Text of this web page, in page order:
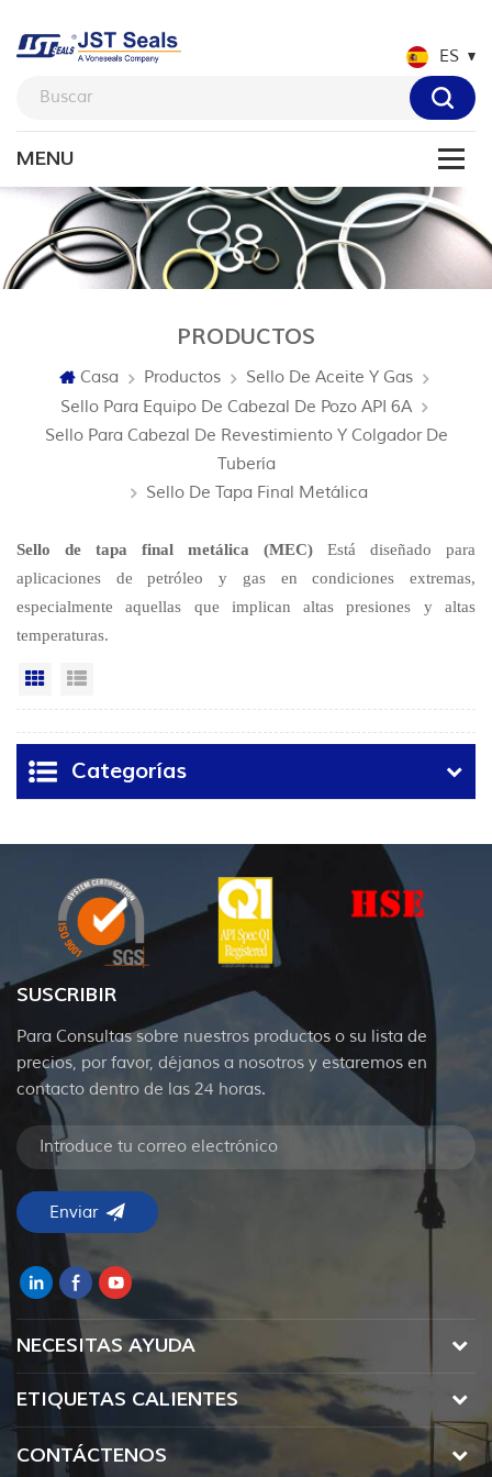
ES
PRODUCTOS
Casa Productos
Sello De Aceite Y Gas
Sello Para Equipo De Cabezal De Pozo API 6A
Sello Para Cabezal De Revestimiento Y Colgador De
Tubería
Sello De Tapa Final Metálica
Sello de tapa final metálica (MEC) Está diseñado para
aplicaciones de petróleo y gas en condiciones extremas,
especialmente aquellas que implican altas presiones y altas
temperaturas.
Vista en cuadrícula
Categorías
SUSCRIBIR
Para Consultas sobre nuestros productos o su lista de
precios, por favor, déjanos a nosotros y estaremos en
contacto dentro de las 24 horas.
NECESITAS AYUDA
ETIQUETAS CALIENTES
CONTÁCTENOS